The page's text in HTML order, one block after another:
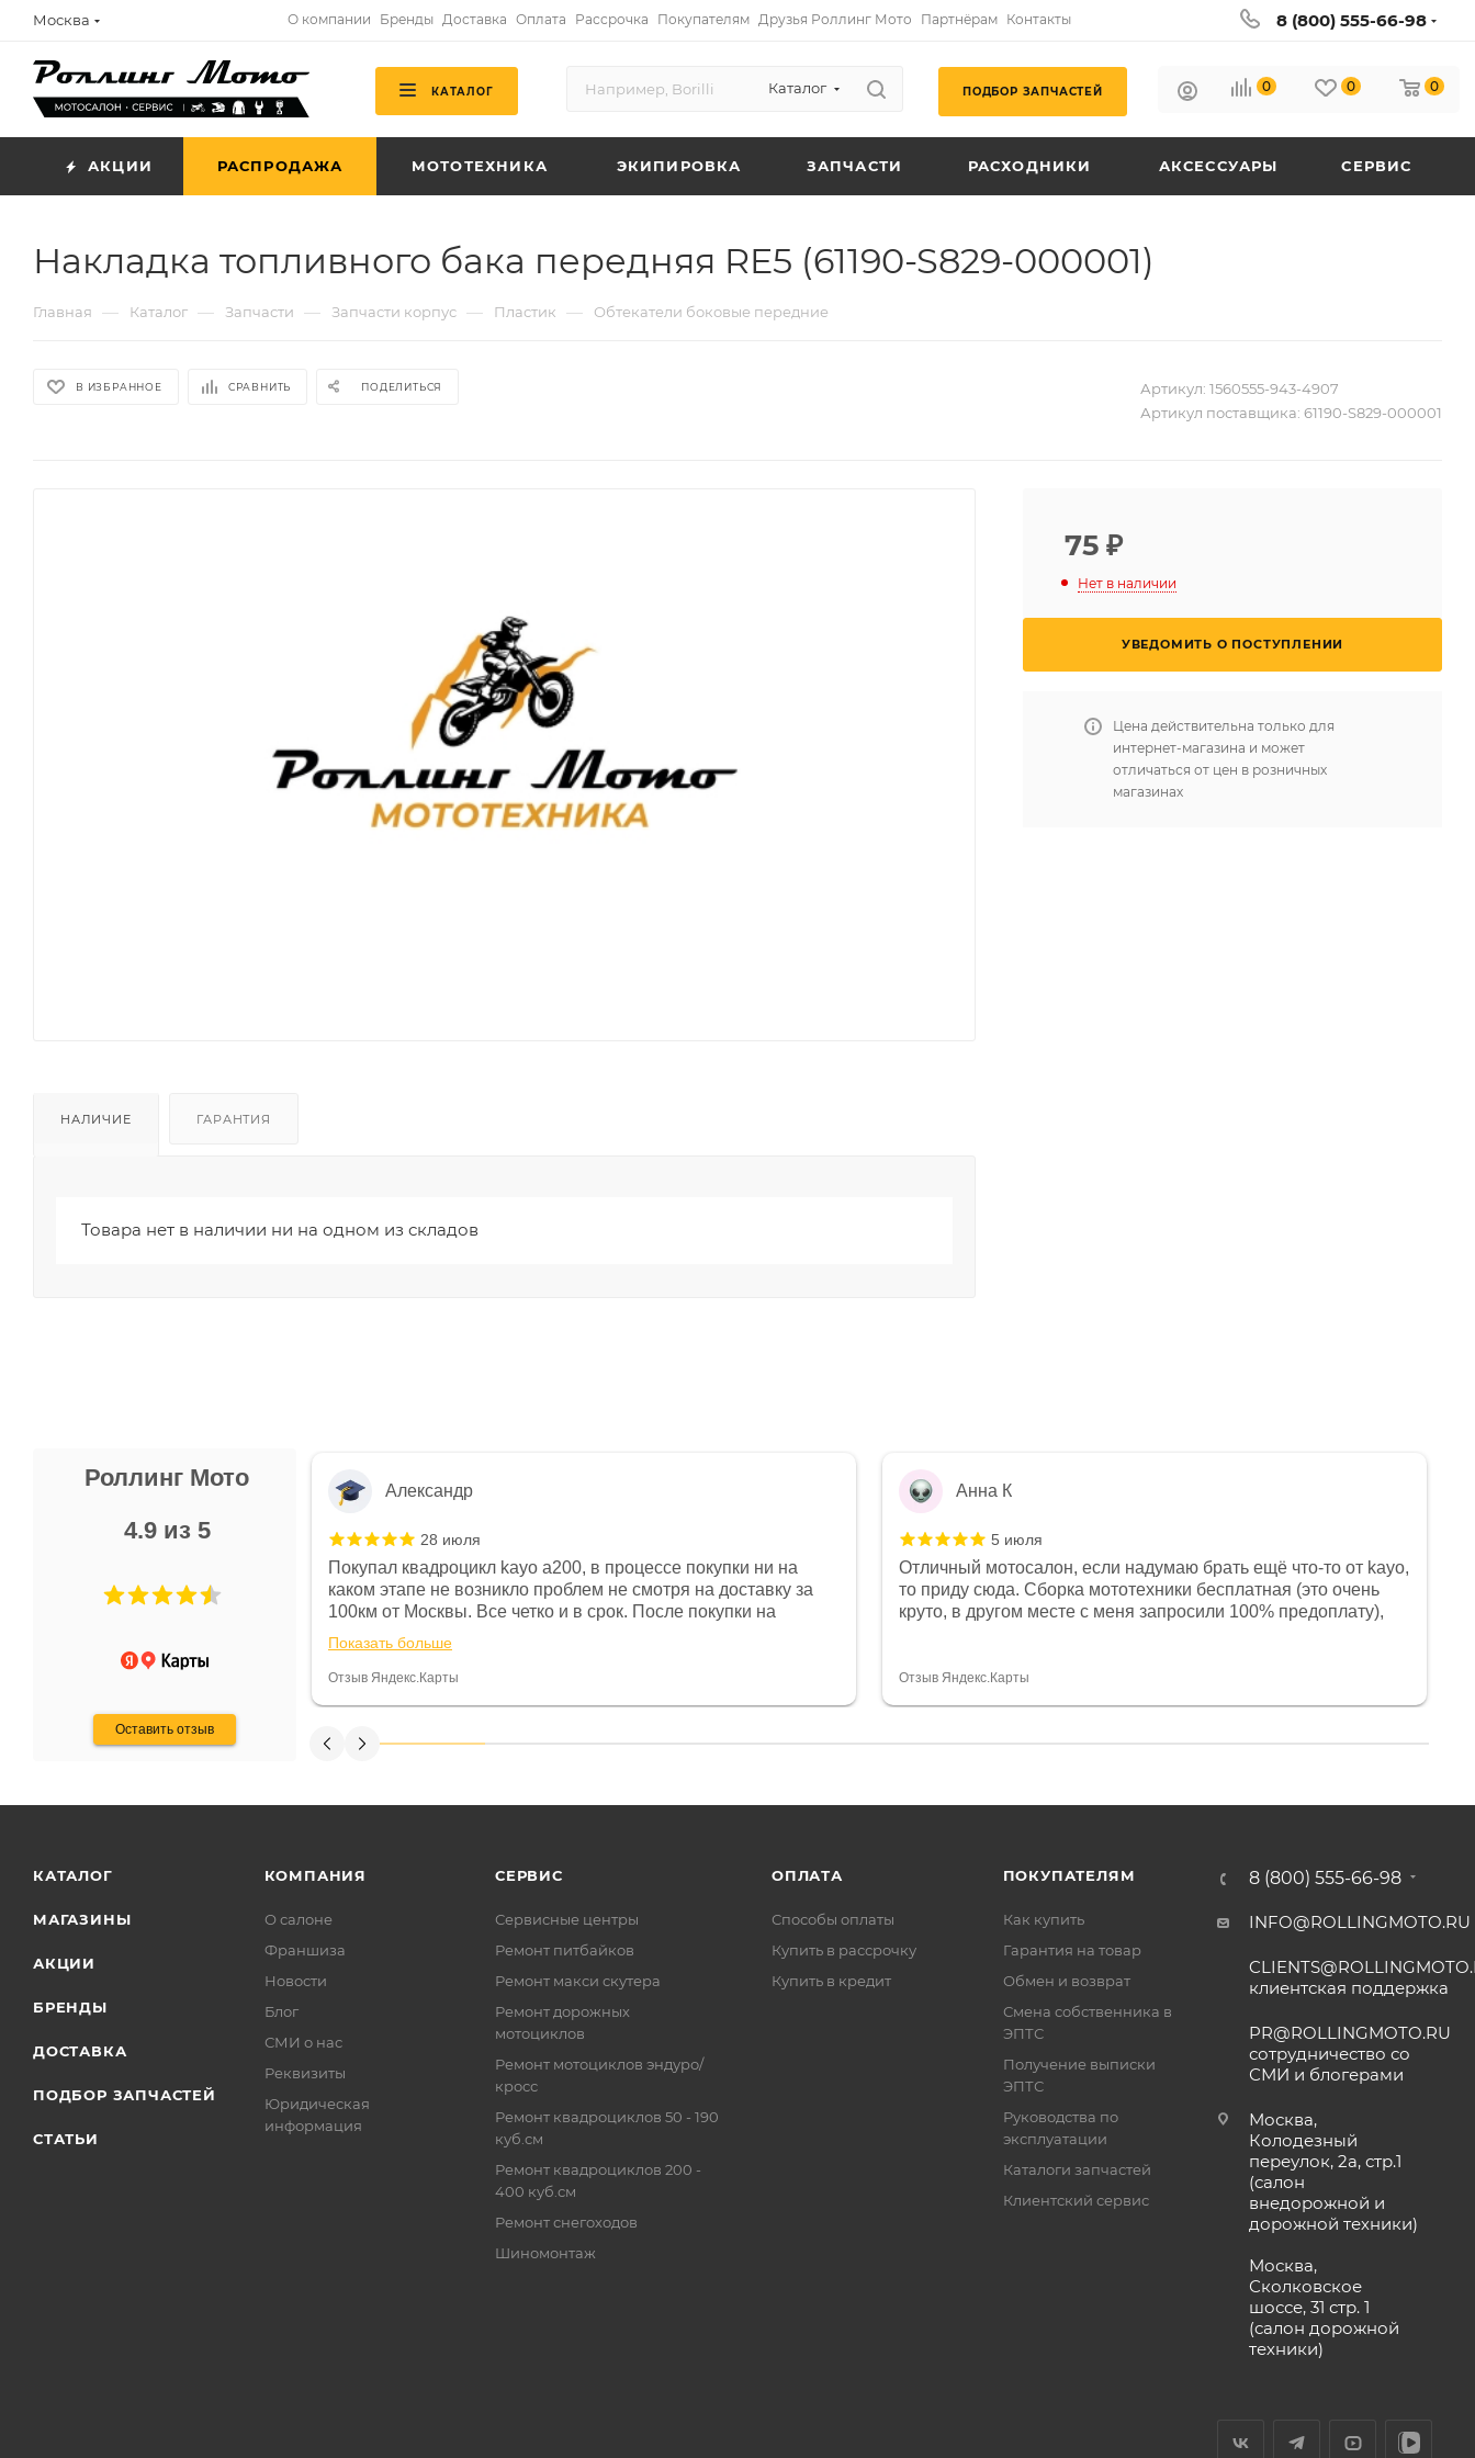
Москва О компании Бренды Доставка Оплата Рассрочка Покупателям Друзья Роллинг Мото Партнёрам Контакты 8 (800) 555-66-98
КАТАЛОГ Каталог ПОДБОР ЗАПЧАСТЕЙ 0 0 0
АКЦИИ РАСПРОДАЖА МОТОТЕХНИКА ЭКИПИРОВКА ЗАПЧАСТИ РАСХОДНИКИ АКСЕССУАРЫ СЕРВИС
Накладка топливного бака передняя RE5 (61190-S829-000001)
Главная — Каталог — Запчасти — Запчасти корпус — Пластик — Обтекатели боковые передние
В ИЗБРАННОЕ СРАВНИТЬ ПОДЕЛИТЬСЯ Артикул: 1560555-943-4907
Артикул поставщика: 61190-S829-000001
НАЛИЧИЕ ГАРАНТИЯ
Товара нет в наличии ни на одном из складов
75 ₽
Нет в наличии
УВЕДОМИТЬ О ПОСТУПЛЕНИИ
Цена действительна только для
интернет-магазина и может
отличаться от цен в розничных
магазинах
Роллинг Мото
4.9 из 5
Оставить отзыв
Не понравились условия
и дают только на год)
Александр
28 июля
Покупал квадроцикл kayo a200, в процессе покупки ни на
каком этапе не возникло проблем не смотря на доставку за
100км от Москвы. Все четко и в срок. После покупки на
спидометре всегда был 0, при этом представители магазина
постоянно были на связи и в итоге проблема была решена.
Считаю, что это говорит о небезразличии к клиенту после
Показать больше
Отзыв Яндекс.Карты
Анна К
5 июля
Отличный мотосалон, если надумаю брать ещё что-то от kayo,
то приду сюда. Сборка мототехники бесплатная (это очень
круто, в другом месте с меня запросили 100% предоплату),
спасибо отдельное, всегда на связи, очень детально всё
Отзыв Яндекс.Карты
КАТАЛОГ
МАГАЗИНЫ
АКЦИИ
БРЕНДЫ
ДОСТАВКА
ПОДБОР ЗАПЧАСТЕЙ
СТАТЬИ
КОМПАНИЯ
О салоне
Франшиза
Новости
Блог
СМИ о нас
Реквизиты
Юридическая
информация
СЕРВИС
Сервисные центры
Ремонт питбайков
Ремонт макси скутера
Ремонт дорожных
мотоциклов
Ремонт мотоциклов эндуро/
кросс
Ремонт квадроциклов 50 - 190
куб.см
Ремонт квадроциклов 200 -
400 куб.см
Ремонт снегоходов
Шиномонтаж
ОПЛАТА
Способы оплаты
Купить в рассрочку
Купить в кредит
ПОКУПАТЕЛЯМ
Как купить
Гарантия на товар
Обмен и возврат
Смена собственника в
ЭПТС
Получение выписки
ЭПТС
Руководства по
эксплуатации
Каталоги запчастей
Клиентский сервис
8 (800) 555-66-98
INFO@ROLLINGMOTO.RU
клиентская поддержка
PR@ROLLINGMOTO.RU
сотрудничество со
СМИ и блогерами
Москва,
Колодезный
переулок, 2а, стр.1
(салон
внедорожной и
дорожной техники)
Москва,
Сколковское
шоссе, 31 стр. 1
(салон дорожной
техники)